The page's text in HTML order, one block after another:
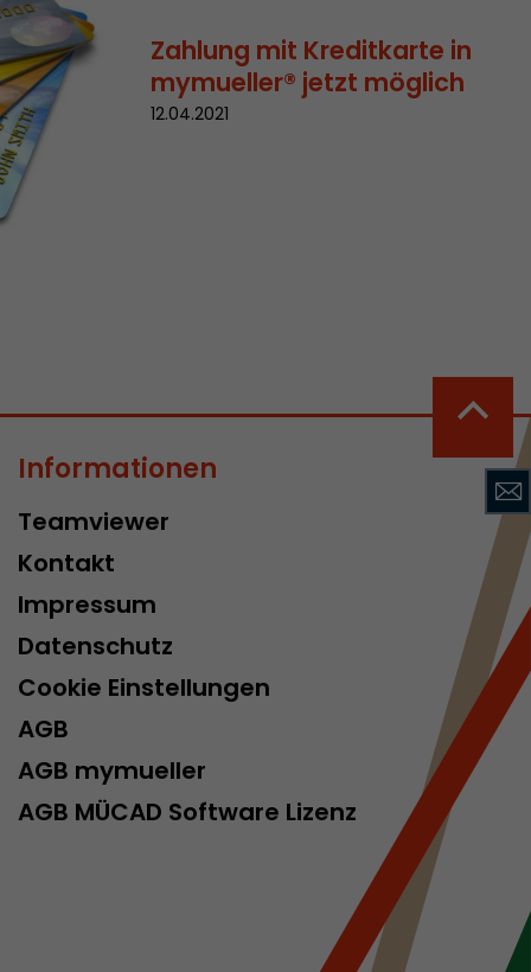
Zahlung mit Kreditkarte in
mymueller® jetzt möglich
12.04.2021
Informationen
Teamviewer
Kontakt
Impressum
Datenschutz
Cookie Einstellungen
AGB
AGB mymueller
AGB MÜCAD Software Lizenz
von Google
verwenden
wenn der
beim
auch
ab, ob die
die
ermittelt
Auf
wie